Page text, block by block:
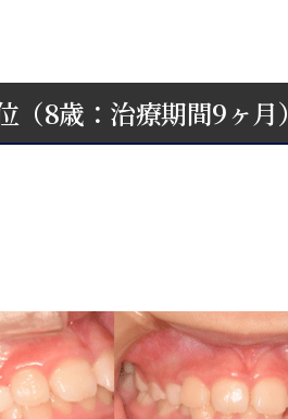
（8歳：治療期間9ヶ月）